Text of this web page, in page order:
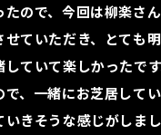
たので、今回は柳楽さ
せていただき、とても
していて楽しかったで
で、一緒にお芝居して
いきそうな感じがしま